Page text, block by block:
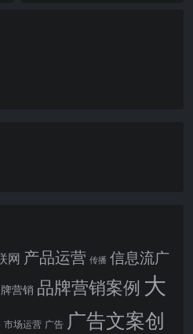
网 产品运营 传播 信息流广
营销 品牌营销案例 大
市场运营 广告 广告文案创